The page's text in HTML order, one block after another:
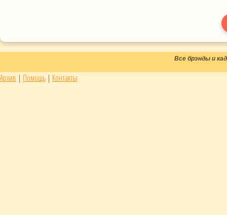
Все брэнды и
Архив | Помощь | Контакты